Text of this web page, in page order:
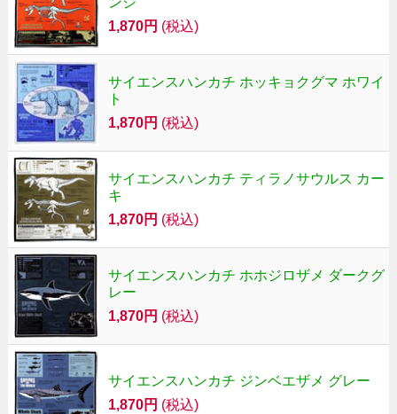
1,870円 (税込)
サイエンスハンカチ ホッキョクグマ ホワイ
ト
1,870円 (税込)
サイエンスハンカチ ティラノサウルス カー
キ
1,870円 (税込)
サイエンスハンカチ ホホジロザメ ダークグ
レー
1,870円 (税込)
サイエンスハンカチ ジンベエザメ グレー
1,870円 (税込)